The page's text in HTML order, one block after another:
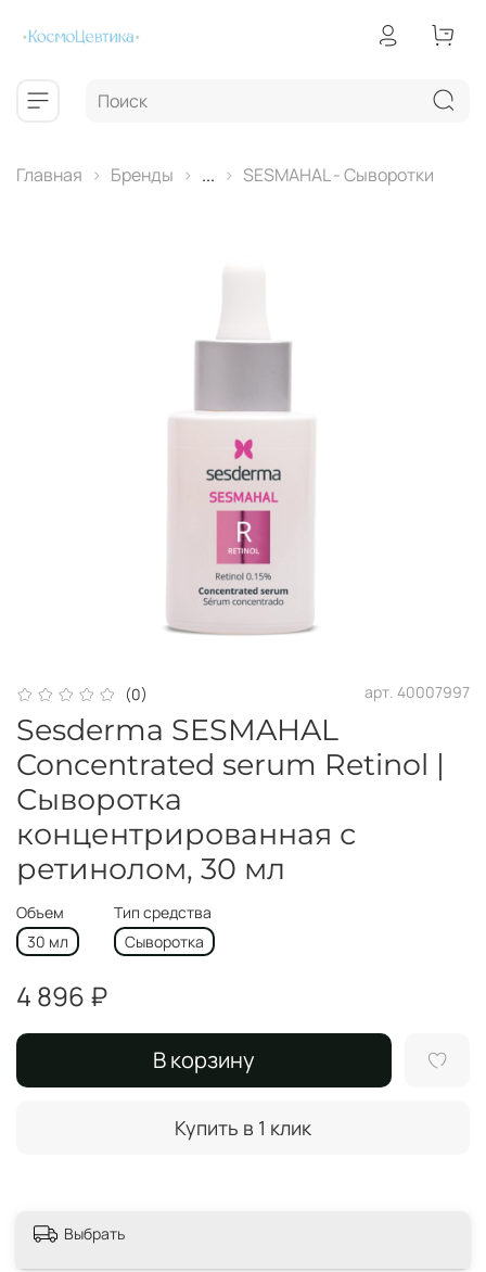
Главная Бренды ... SESMAHAL - Сыворотки
(0) арт. 40007997
Sesderma SESMAHAL
Concentrated serum Retinol |
Сыворотка
концентрированная с
ретинолом, 30 мл
Объем
30 мл
Тип средства
Сыворотка
4 896 ₽
В корзину
Купить в 1 клик
Выбрать